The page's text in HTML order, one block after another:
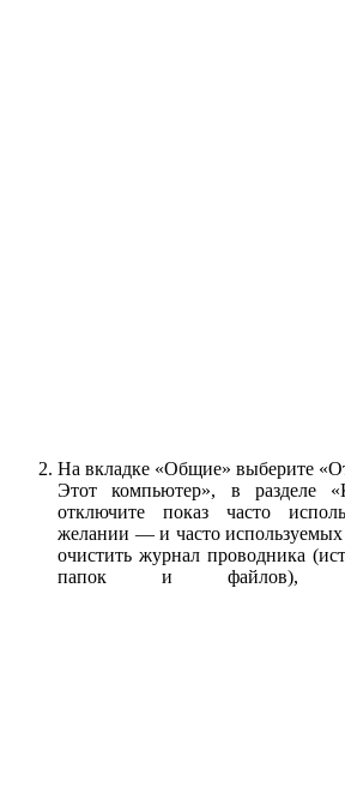
На вкладке «Общие» выберите
Этот компьютер», в разделе
отключите показ часто
желании — и часто
очистить журнал проводника
папок и файлов),